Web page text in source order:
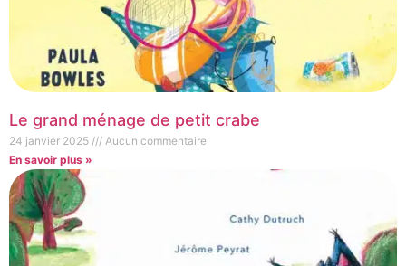
Le grand ménage de petit crabe
24 janvier 2025
Aucun commentaire
En savoir plus »